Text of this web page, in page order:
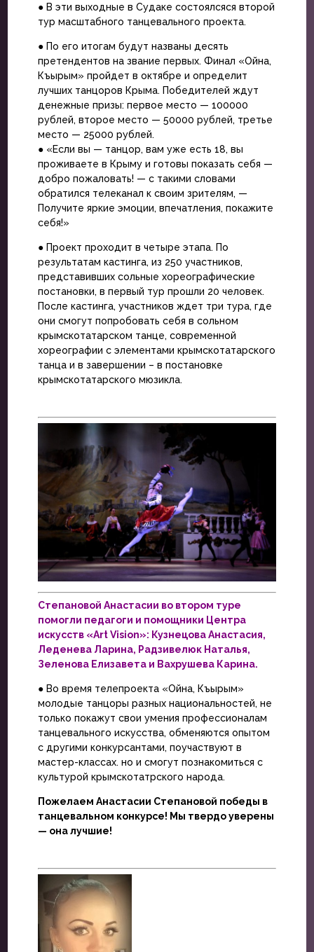
● В эти выходные в Судаке состоялсяся второй
тур масштабного танцевального проекта.
● По его итогам будут названы десять
претендентов на звание первых. Финал «Ойна,
Къырым» пройдет в октябре и определит
лучших танцоров Крыма. Победителей ждут
денежные призы: первое место — 100000
рублей, второе место — 50000 рублей, третье
место — 25000 рублей.
● «Если вы — танцор, вам уже есть 18, вы
проживаете в Крыму и готовы показать себя —
добро пожаловать! — с такими словами
обратился телеканал к своим зрителям, —
Получите яркие эмоции, впечатления, покажите
себя!»
● Проект проходит в четыре этапа. По
результатам кастинга, из 250 участников,
представивших сольные хореографические
постановки, в первый тур прошли 20 человек.
После кастинга, участников ждет три тура, где
они смогут попробовать себя в сольном
крымскотатарском танце, современной
хореографии с элементами крымскотатарского
танца и в завершении – в постановке
крымскотатарского мюзикла.
Степановой Анастасии во втором туре
помогли педагоги и помощники Центра
искусств «Art Vision»: Кузнецова Анастасия,
Леденева Ларина, Радзивелюк Наталья,
Зеленова Елизавета и Вахрушева Карина.
● Во время телепроекта «Ойна, Къырым»
молодые танцоры разных национальностей, не
только покажут свои умения профессионалам
танцевального искусства, обменяются опытом
с другими конкурсантами, поучаствуют в
мастер-классах. но и смогут познакомиться с
культурой крымскотатрского народа.
Пожелаем Анастасии Степановой победы в
танцевальном конкурсе! Мы твердо уверены
— она лучшие!